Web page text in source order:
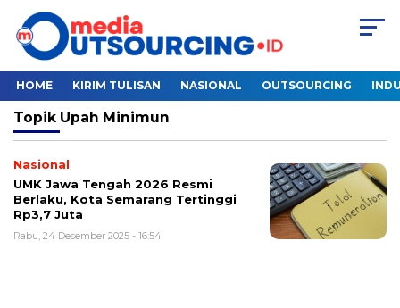
HOME KIRIM TULISAN NASIONAL OUTSOURCING
Topik Upah Minimun
Nasional
UMK Jawa Tengah 2026 Resmi
Berlaku, Kota Semarang Tertinggi
Rp3,7 Juta
Rabu, 24 Desember 2025 - 16:54